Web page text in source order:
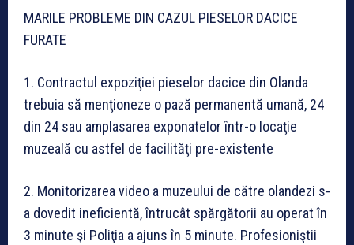
MARILE PROBLEME DIN CAZUL PIESELOR DACICE
FURATE
1. Contractul expoziţiei pieselor dacice din Olanda
trebuia să menţioneze o pază permanentă umană, 24
din 24 sau amplasarea exponatelor într-o locaţie
muzeală cu astfel de facilităţi pre-existente
2. Monitorizarea video a muzeului de către olandezi s-
a dovedit ineficientă, întrucât spărgătorii au operat în
3 minute şi Poliţia a ajuns în 5 minute. Profesioniştii